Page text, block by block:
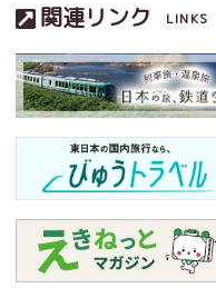
関連リンク LINKS